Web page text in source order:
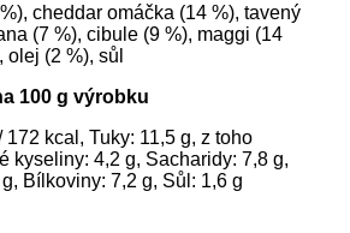
cheddar omáčka (14 %), tavený
(7 %), cibule (9 %), maggi (14
olej (2 %), sůl
100 g výrobku
172 kcal, Tuky: 11,5 g, z toho
kyseliny: 4,2 g, Sacharidy: 7,8 g,
Bílkoviny: 7,2 g, Sůl: 1,6 g